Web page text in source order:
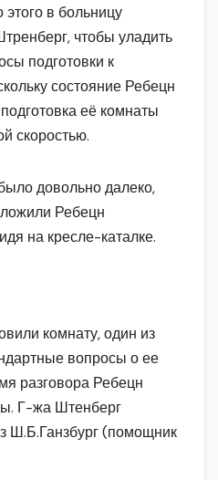
в больницу
чтобы уладить
подготовки к
состояние Ребецн
её комнаты
скоростью.
довольно далеко,
Ребецн
на кресле-каталке.
комнату, один из
вопросы о ее
разговора Ребецн
Г-жа Штенберг
Ш.Б.Ганзбург (помощник